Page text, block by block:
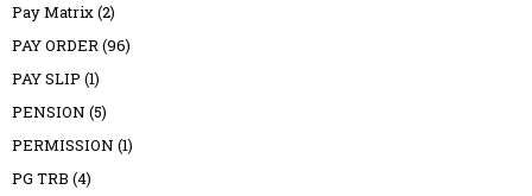
Pay Matrix(2)
PAY ORDER(96)
PAY SLIP (1)
PENSION (5)
PERMISSION (1)
PG TRB (4)